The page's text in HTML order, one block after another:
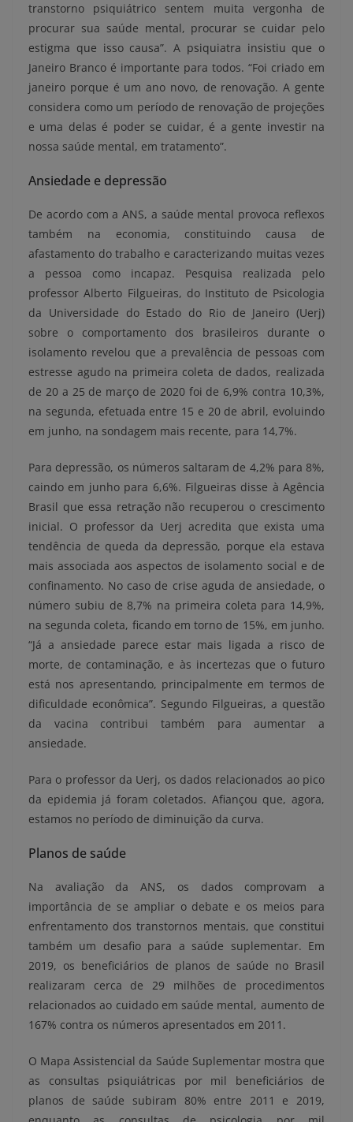
transtorno psiquiátrico sentem muita vergonha de
procurar sua saúde mental, procurar se cuidar pelo
estigma que isso causa”. A psiquiatra insistiu que o
Janeiro Branco é importante para todos. “Foi criado em
janeiro porque é um ano novo, de renovação. A gente
considera como um período de renovação de projeções
e uma delas é poder se cuidar, é a gente investir na
nossa saúde mental, em tratamento”.
Ansiedade e depressão
De acordo com a ANS, a saúde mental provoca reflexos
também na economia, constituindo causa de
afastamento do trabalho e caracterizando muitas vezes
a pessoa como incapaz. Pesquisa realizada pelo
professor Alberto Filgueiras, do Instituto de Psicologia
da Universidade do Estado do Rio de Janeiro (Uerj)
sobre o comportamento dos brasileiros durante o
isolamento revelou que a prevalência de pessoas com
estresse agudo na primeira coleta de dados, realizada
de 20 a 25 de março de 2020 foi de 6,9% contra 10,3%,
na segunda, efetuada entre 15 e 20 de abril, evoluindo
em junho, na sondagem mais recente, para 14,7%.
Para depressão, os números saltaram de 4,2% para 8%,
caindo em junho para 6,6%. Filgueiras disse à Agência
Brasil que essa retração não recuperou o crescimento
inicial. O professor da Uerj acredita que exista uma
tendência de queda da depressão, porque ela estava
mais associada aos aspectos de isolamento social e de
confinamento. No caso de crise aguda de ansiedade, o
número subiu de 8,7% na primeira coleta para 14,9%,
na segunda coleta, ficando em torno de 15%, em junho.
“Já a ansiedade parece estar mais ligada a risco de
morte, de contaminação, e às incertezas que o futuro
está nos apresentando, principalmente em termos de
dificuldade econômica”. Segundo Filgueiras, a questão
da vacina contribui também para aumentar a
ansiedade.
Para o professor da Uerj, os dados relacionados ao pico
da epidemia já foram coletados. Afiançou que, agora,
estamos no período de diminuição da curva.
Planos de saúde
Na avaliação da ANS, os dados comprovam a
importância de se ampliar o debate e os meios para
enfrentamento dos transtornos mentais, que constitui
também um desafio para a saúde suplementar. Em
2019, os beneficiários de planos de saúde no Brasil
realizaram cerca de 29 milhões de procedimentos
relacionados ao cuidado em saúde mental, aumento de
167% contra os números apresentados em 2011.
O Mapa Assistencial da Saúde Suplementar mostra que
as consultas psiquiátricas por mil beneficiários de
planos de saúde subiram 80% entre 2011 e 2019,